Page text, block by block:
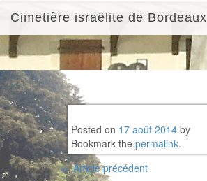
Cimetière israëlite de Bordeaux
Posted on 17 août 2014 by
Bookmark the permalink.
Post
←Article précédent